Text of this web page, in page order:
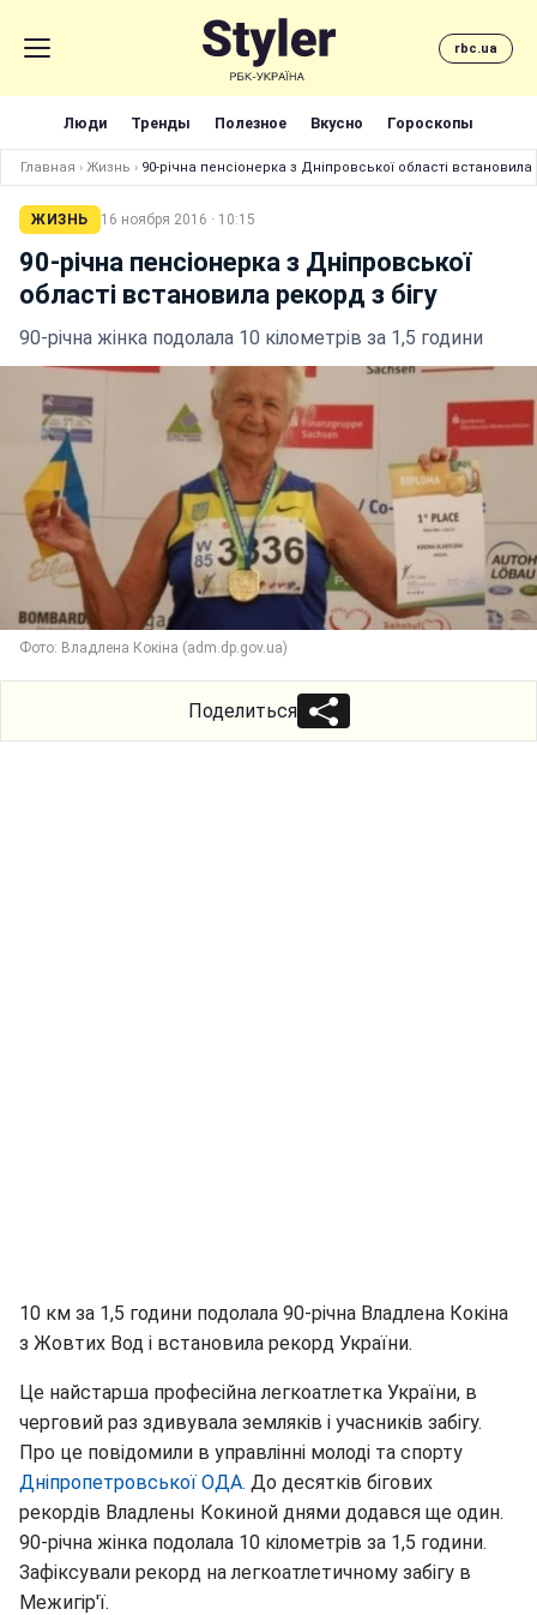
rbc.ua
Люди Тренды Полезное Вкусно Гороскопы
Главная › Жизнь › 90-річна пенсіонерка з Дніпровської області встановила
ЖИЗНЬ 16 ноября 2016 · 10:15
90-річна пенсіонерка з Дніпровської
області встановила рекорд з бігу
90-річна жінка подолала 10 кілометрів за 1,5 години
Фото: Владлена Кокіна (adm.dp.gov.ua)
Поделиться
10 км за 1,5 години подолала 90-річна Владлена Кокіна
з Жовтих Вод і встановила рекорд України.
Це найстарша професійна легкоатлетка України, в
черговий раз здивувала земляків і учасників забігу.
Про це повідомили в управлінні молоді та спорту
Дніпропетровської ОДА. До десятків бігових
рекордів Владлены Кокиной днями додався ще один.
90-річна жінка подолала 10 кілометрів за 1,5 години.
Зафіксували рекорд на легкоатлетичному забігу в
Межигір'ї.